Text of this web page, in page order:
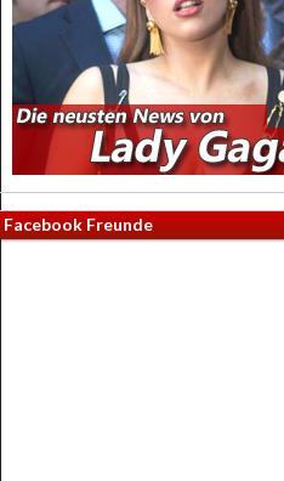
Facebook Freunde